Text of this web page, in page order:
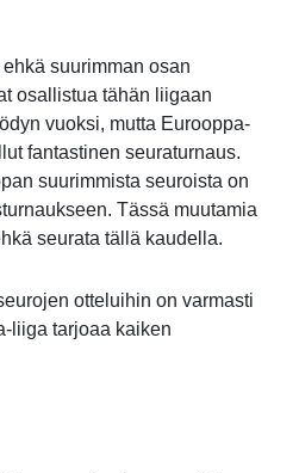
suurimman osan
osallistua tähän liigaan
vuoksi, mutta Eurooppa-
fantastinen seuraturnaus.
suurimmista seuroista on
Tässä muutamia
seurata tällä kaudella.
otteluihin on varmasti
liiga tarjoaa kaiken